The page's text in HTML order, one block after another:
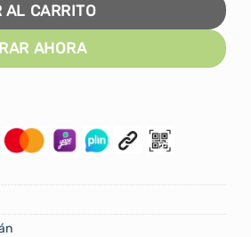
AL CARRITO
AHORA